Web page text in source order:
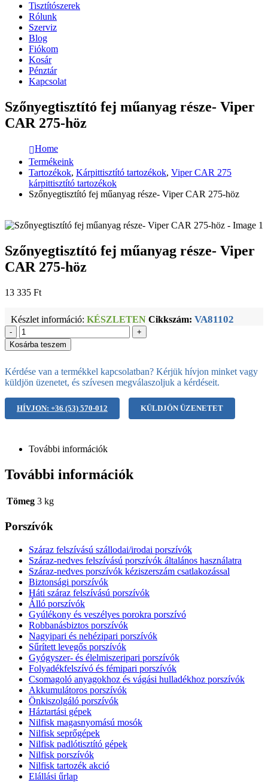
Tisztítószerek
Rólunk
Szerviz
Blog
Fiókom
Kosár
Pénztár
Kapcsolat
Szőnyegtisztító fej műanyag része- Viper
CAR 275-höz
Home
Termékeink
Tartozékok, Kárpittisztító tartozékok, Viper CAR 275
kárpittisztító tartozékok
Szőnyegtisztító fej műanyag része- Viper CAR 275-höz
Szőnyegtisztító fej műanyag része- Viper
CAR 275-höz
13 335 Ft
Készlet információ: KÉSZLETEN Cikkszám: VA81102
-
+
Kosárba teszem
Kérdése van a termékkel kapcsolatban? Kérjük hívjon minket vagy
küldjön üzenetet, és szívesen megválaszoljuk a kérdéseit.
HÍVJON: +36 (53) 570-012 KÜLDJÖN ÜZENETET
További információk
További információk
Tömeg 3 kg
Porszívók
Száraz felszívású szállodai/irodai porszívók
Száraz-nedves felszívású porszívók általános használatra
Száraz-nedves porszívók kéziszerszám csatlakozással
Biztonsági porszívók
Háti száraz felszívású porszívók
Álló porszívók
Gyúlékony és veszélyes porokra porszívó
Robbanásbiztos porszívók
Nagyipari és nehézipari porszívók
Sűrített levegős porszívók
Gyógyszer- és élelmiszeripari porszívók
Folyadékfelszívó és fémipari porszívók
Csomagoló anyagokhoz és vágási hulladékhoz porszívók
Akkumulátoros porszívók
Önkiszolgáló porszívók
Háztartási gépek
Nilfisk magasnyomású mosók
Nilfisk seprőgépek
Nilfisk padlótisztító gépek
Nilfisk porszívók
Nilfisk tartozék akció
Elállási űrlap